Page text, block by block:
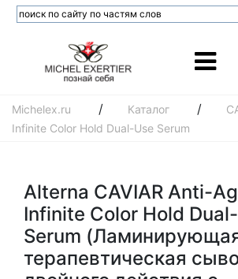
Michelex.ru / Каталог /
Infinite Color Hold Dual-Use Serum
Alterna CAVIAR Anti-
Infinite Color Hold
Serum
терапевтическая